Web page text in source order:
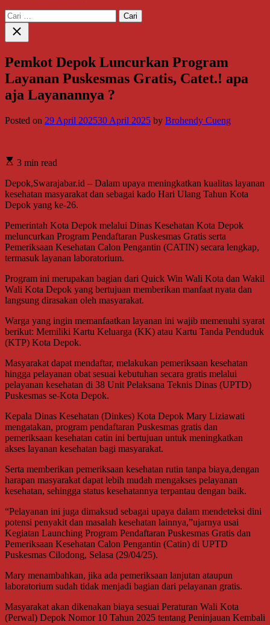
Cari
untuk:
Close
search
Pemkot Depok Luncurkan Program
Layanan Puskesmas Gratis, Catet.! apa
aja Layanannya ?
Posted on 29 April 202530 April 2025 by Brohendy Cueng
3 min read
Depok,Swarajabar.id – Dalam upaya meningkatkan kualitas layanan
kesehatan masyarakat dan sebagai kado Hari Ulang Tahun Kota
Depok yang ke-26.
Pemerintah Kota Depok melalui Dinas Kesehatan Kota Depok
meluncurkan Program Pendaftaran Puskesmas Gratis serta
Pemeriksaan Kesehatan Calon Pengantin (CATIN) secara lengkap,
termasuk layanan laboratorium.
Program ini merupakan bagian dari Quick Win Wali Kota dan Wakil
Wali Kota Depok yang bertujuan memberikan manfaat nyata dan
langsung dirasakan oleh masyarakat.
Warga yang ingin memanfaatkan layanan ini wajib memenuhi syarat
berikut: Memiliki Kartu Keluarga (KK) atau Kartu Tanda Penduduk
(KTP) Kota Depok.
Masyarakat dapat mendaftar, melakukan pemeriksaan kesehatan
hingga pelayanan obat sesuai kebutuhan secara gratis melalui
pelayanan kesehatan di 38 Unit Pelaksana Teknis Dinas (UPTD)
Puskesmas se-Kota Depok.
Kepala Dinas Kesehatan (Dinkes) Kota Depok Mary Liziawati
mengatakan, program pendaftaran Puskesmas gratis dan
pemeriksaan kesehatan catin ini bertujuan untuk meningkatkan
akses layanan kesehatan bagi masyarakat.
Serta memberikan pemeriksaan kesehatan rutin tanpa biaya,dengan
harapan masyarakat dapat lebih mudah mengakses pelayanan
kesehatan, sehingga status kesehatannya terpantau dengan baik.
“Pelayanan ini juga dimaksud sebagai upaya dalam mendeteksi dini
potensi penyakit dan masalah kesehatan lainnya,”ujarnya usai
Kegiatan Launching Program Pendaftaran Puskesmas Gratis dan
Pemeriksaan Kesehatan Calon Pengantin (Catin) di UPTD
Puskesmas Cilodong, Selasa (29/04/25).
Mary menambahkan, jika ada pemeriksaan lanjutan ataupun
laboratorium sudah tidak menjadi bagian dari pelayanan gratis.
Masyarakat akan dikenakan biaya sesuai Peraturan Wali Kota
(Perwal) Depok Nomor 10 Tahun 2025 tentang Peninjauan Kembali